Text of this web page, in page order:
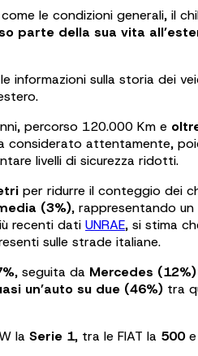
le condizioni generali, il
parte della sua vita
informazioni sulla storia dei
percorso 120.000 Km e
considerato attentamente,
livelli di sicurezza ridotti.
per ridurre il conteggio dei
(3%), rappresentando
recenti dati UNRAE, si stima
sulle strade italiane.
, seguita da Mercedes (12%)
un’auto su due (46%) tra
la Serie 1, tra le FIAT la 500e